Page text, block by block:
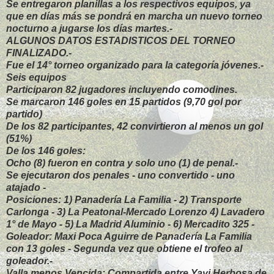
Se entregaron planillas a los respectivos equipos, ya
que en días más se pondrá en marcha un nuevo torneo
nocturno a jugarse los días martes.-
ALGUNOS DATOS ESTADISTICOS DEL TORNEO
FINALIZADO.-
Fue el 14° torneo organizado para la categoría jóvenes.-
Seis equipos
Participaron 82 jugadores incluyendo comodines.
Se marcaron 146 goles en 15 partidos (9,70 gol por
partido)
De los 82 participantes, 42 convirtieron al menos un gol
(51%)
De los 146 goles:
Ocho (8) fueron en contra y solo uno (1) de penal.-
Se ejecutaron dos penales - uno convertido - uno
atajado -
Posiciones: 1) Panadería La Familia - 2) Transporte
Carlonga - 3) La Peatonal-Mercado Lorenzo 4) Lavadero
1° de Mayo - 5) La Madrid Aluminio - 6) Mercadito 325 -
Goleador: Maxi Poca Aguirre de Panadería La Familia
con 13 goles - Segunda vez que obtiene el trofeo al
goleador.-